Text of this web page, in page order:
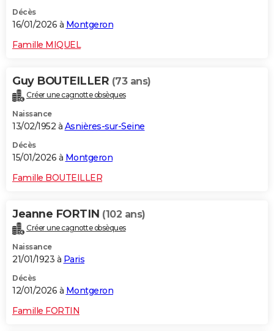
Décès
16/01/2026 à Montgeron
Famille MIQUEL
Guy BOUTEILLER (73 ans)
Créer une cagnotte obsèques
Naissance
13/02/1952 à Asnières-sur-Seine
Décès
15/01/2026 à Montgeron
Famille BOUTEILLER
Jeanne FORTIN (102 ans)
Créer une cagnotte obsèques
Naissance
21/01/1923 à Paris
Décès
12/01/2026 à Montgeron
Famille FORTIN